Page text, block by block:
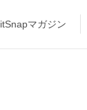
itSnapマガジン